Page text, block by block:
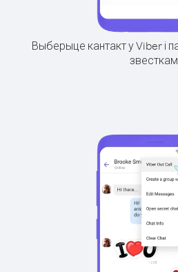
Выберыце кантакт у Viber і